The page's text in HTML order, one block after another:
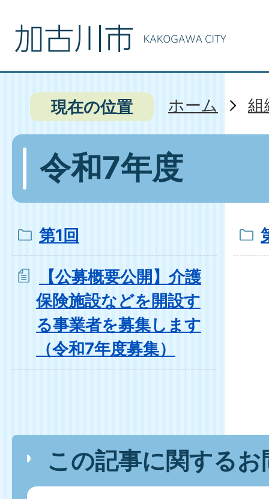
現在の位置 ホーム 組
令和7年度
第1回
【公募概要公開】介護
保険施設などを開設す
る事業者を募集します
（令和7年度募集）
この記事に関する